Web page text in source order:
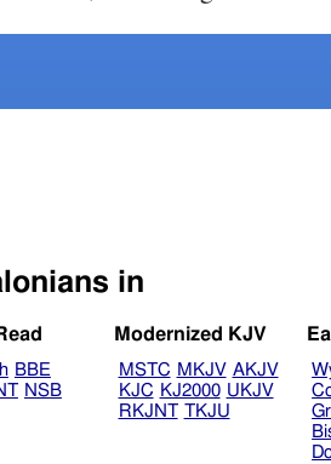
Select another Bible version to view 2 Thessalonians in
BBE
NSB
Modernized KJV
MSTC MKJV AKJV
KJC KJ2000 UKJV
RKJNT TKJU